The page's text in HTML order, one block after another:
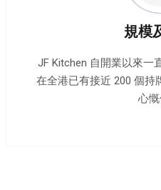
規模
JF Kitchen 自開業以來一
在全港已有接近 200 個持
心